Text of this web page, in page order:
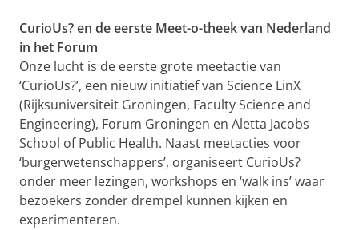
CurioUs? en de eerste Meet-o-theek van Nederland
in het Forum
Onze lucht is de eerste grote meetactie van
‘CurioUs?’, een nieuw initiatief van Science LinX
(Rijksuniversiteit Groningen, Faculty Science and
Engineering), Forum Groningen en Aletta Jacobs
School of Public Health. Naast meetacties voor
‘burgerwetenschappers’, organiseert CurioUs?
onder meer lezingen, workshops en ‘walk ins’ waar
bezoekers zonder drempel kunnen kijken en
experimenteren.